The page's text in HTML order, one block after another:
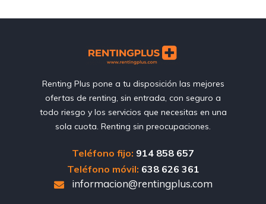
Renting Plus pone a tu disposición las mejores
ofertas de renting, sin entrada, con seguro a
todo riesgo y los servicios que necesitas en una
sola cuota. Renting sin preocupaciones.
Teléfono fijo: 914 858 657
Teléfono móvil: 638 626 361
informacion@rentingplus.com